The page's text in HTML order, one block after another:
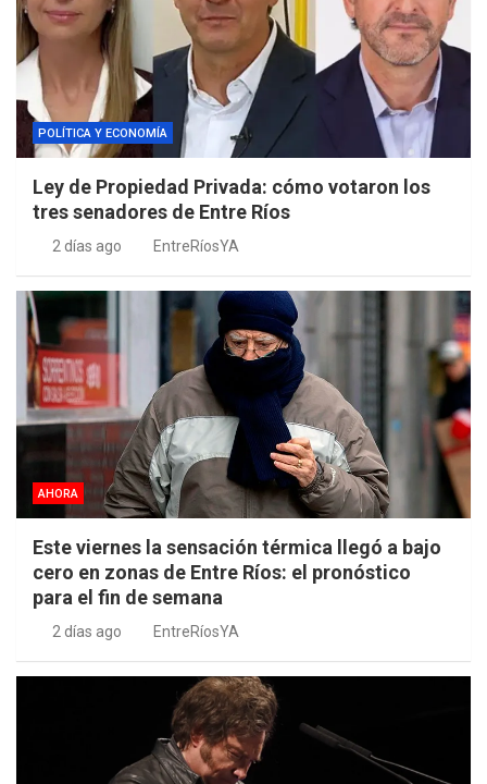
POLÍTICA Y ECONOMÍA
Ley de Propiedad Privada: cómo votaron los
tres senadores de Entre Ríos
2 días ago EntreRíosYA
AHORA
Este viernes la sensación térmica llegó a bajo
cero en zonas de Entre Ríos: el pronóstico
para el fin de semana
2 días ago EntreRíosYA